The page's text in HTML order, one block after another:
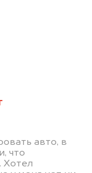
авто, в
что
Хотел
руб.